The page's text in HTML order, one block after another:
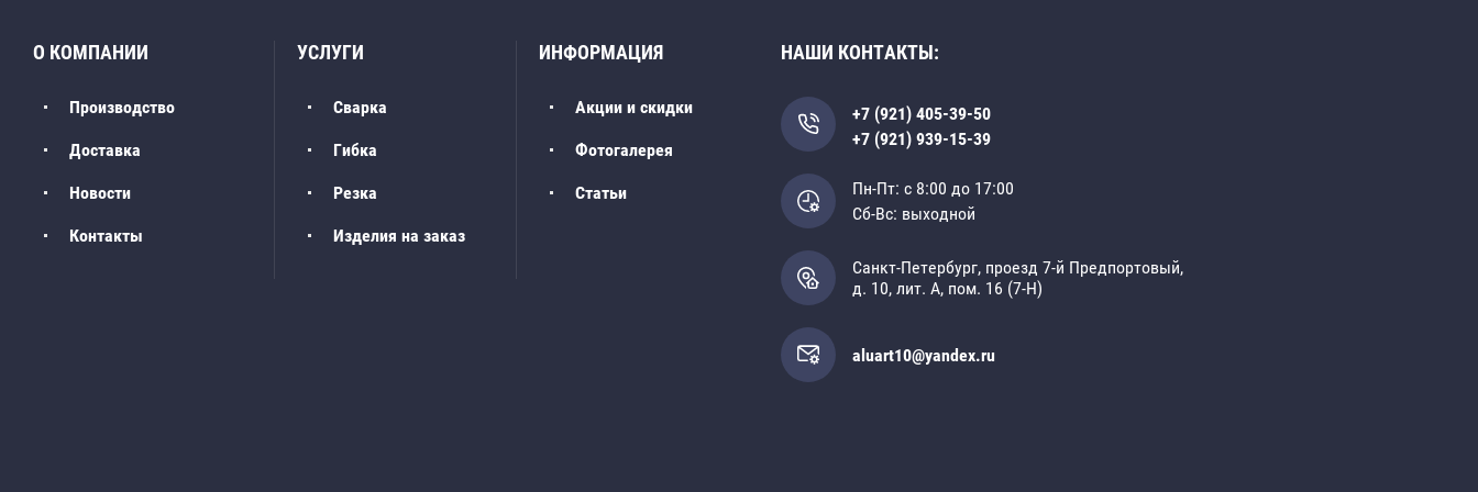
О КОМПАНИИ
Производство
Доставка
Новости
Контакты
УСЛУГИ
Сварка
Гибка
Резка
Изделия на заказ
ИНФОРМАЦИЯ
Акции и скидки
Фотогалерея
Статьи
НАШИ КОНТАКТЫ:
+7 (921) 405-39-50
+7 (921) 939-15-39
Пн-Пт: с 8:00 до 17:00
Сб-Вс: выходной
Санкт-Петербург, проезд 7-й Предпортовый,
д. 10, лит. А, пом. 16 (7-Н)
aluart10@yandex.ru